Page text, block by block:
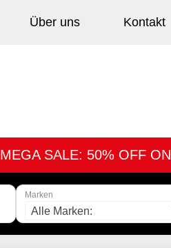
Über uns Kontakt
MEGA SALE: 50% OFF
Marken
Alle Marken: